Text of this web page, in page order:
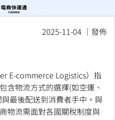
2025-11-04 ｜發佈
E-commerce Logistics）指
含物流方式的選擇(如空運、
最後配送到消費者手中。與
物流需面對各國關稅制度與